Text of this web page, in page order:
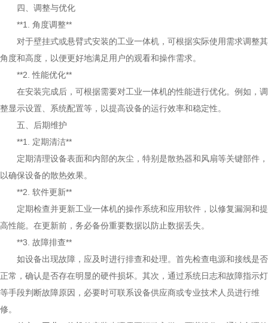
四、调整与优化
**1. 角度调整**
对于壁挂式或悬臂式安装的工业一体机，可根据实际使用需求调整其
角度和高度，以便更好地满足用户的观看和操作需求。
**2. 性能优化**
在安装完成后，可根据需要对工业一体机的性能进行优化。例如，调
整显示设置、系统配置等，以提高设备的运行效率和稳定性。
五、后期维护
**1. 定期清洁**
定期清理设备表面和内部的灰尘，特别是散热器和风扇等关键部件，
以确保设备的散热效果。
**2. 软件更新**
定期检查并更新工业一体机的操作系统和应用软件，以修复漏洞和提
高性能。在更新前，务必备份重要数据以防止数据丢失。
**3. 故障排查**
如设备出现故障，应及时进行排查和处理。首先检查电源和接线是否
正常，确认是否存在明显的硬件损坏。其次，通过系统日志和故障指示灯
等手段判断故障原因，必要时可联系设备供应商或专业技术人员进行维
修。